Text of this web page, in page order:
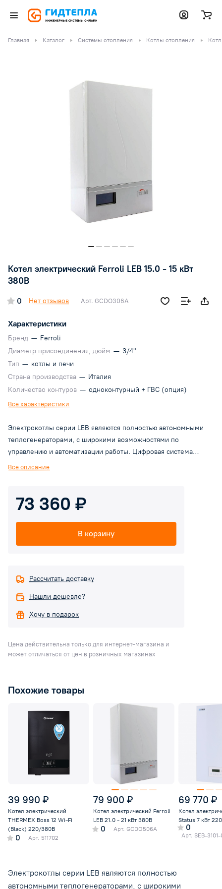
Главная Каталог Системы отопления Котлы отопления
Котел электрический Ferroli LEB 15.0 - 15 кВт
380В
0 Нет отзывов Арт. GCDO306A
Характеристики
Бренд — Ferroli
Диаметр присоединения, дюйм — 3/4"
Тип — котлы и печи
Страна производства — Италия
Количество контуров — одноконтурный + ГВС (опция)
Все характеристики
Электрокотлы серии LEB являются полностью автономными
теплогенераторами, с широкими возможностями по
управлению и автоматизации работы. Цифровая система
управления и самодиагностики, панель управления с большим
отопления с принудительной циркуляцией теплоносителя и
комплектуются циркуляционным насосом и расширительным
баком. Встроенная погодозависимая автоматика по датчику
уличной температуры. Предусмотрена возможность
подключения внешнего накопительного бака для
Все описание
73 360 ₽
В корзину
Рассчитать доставку
Нашли дешевле?
Хочу в подарок
Цена действительна только для интернет-магазина и
может отличаться от цен в розничных магазинах
Похожие товары
39 990 ₽
Котел электрический
THERMEX Boss 12 Wi-Fi
(Black) 220/380В
0 Арт. 511702
79 900 ₽
Котел электрический Ferroli
LEB 21.0 - 21 кВт 380В
0 Арт. GCDO506A
69 770 ₽
Котел
Status 7 кВт
0
Арт. SEB-
Электрокотлы серии LEB являются полностью
автономными теплогенераторами, с широкими